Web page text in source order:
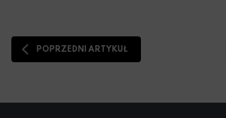
POPRZEDNI ARTYKUŁ